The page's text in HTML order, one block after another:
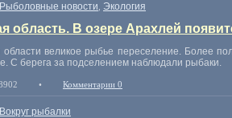
Рыболовные новости Экология
область. В озере Арахлей
области великое рыбье переселение. Более
С берега за подселением наблюдали рыбаки.
• Комментарии 0
Вокруг рыбалки